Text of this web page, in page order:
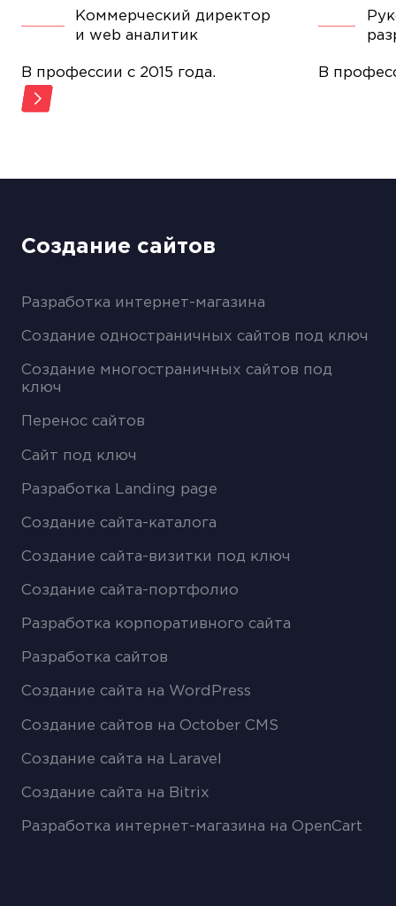
Коммерческий директор
и web аналитик
В профессии с 2015 года. В
Создание сайтов
Разработка интернет-магазина
Создание одностраничных сайтов под ключ
Создание многостраничных сайтов под
ключ
Перенос сайтов
Сайт под ключ
Разработка Landing page
Создание сайта-каталога
Создание сайта-визитки под ключ
Создание сайта-портфолио
Разработка корпоративного сайта
Разработка сайтов
Создание сайта на WordPress
Создание сайтов на October CMS
Создание сайта на Laravel
Создание сайта на Bitrix
Разработка интернет-магазина на OpenCart